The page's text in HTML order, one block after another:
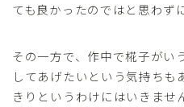
ても良かったのではと思わず
その一方で、作中で椛子がい
してあげたいという気持ちも
きりというわけにはいきませ